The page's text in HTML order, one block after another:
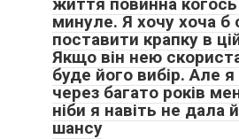
минуле. Я хочу хоча б
поставити крапку в цій
Якщо він нею
буде його вибір. Але
через багато років
ніби я навіть не дала
шансу